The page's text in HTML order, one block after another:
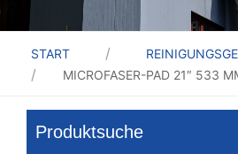
START
MICROFASER-PAD 21″ 533
Produktsuche